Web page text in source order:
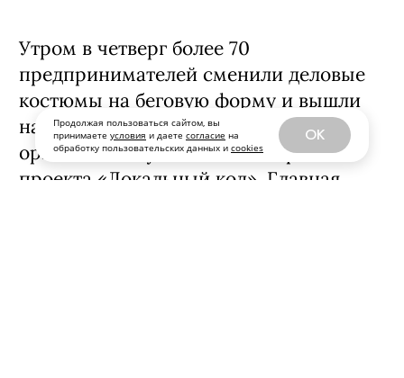
Продолжая пользоваться сайтом, вы
принимаете условия и даете согласие на
обработку пользовательских данных и cookies
OK
Утром в четверг более 70
предпринимателей сменили деловые
костюмы на беговую форму и вышли
на пятикилометровую пробежку,
организованную Т-Банком в рамках
проекта «Локальный код». Главная